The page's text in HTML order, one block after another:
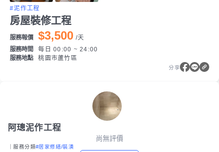
#泥作工程
房屋裝修工程
服務報價 $3,500 /天
服務時間
每日 00:00 ~ 24:00
服務地點
桃園市蘆竹區
分享
阿璁泥作工程
尚無評價
｜服務分類#居家修繕/裝潢